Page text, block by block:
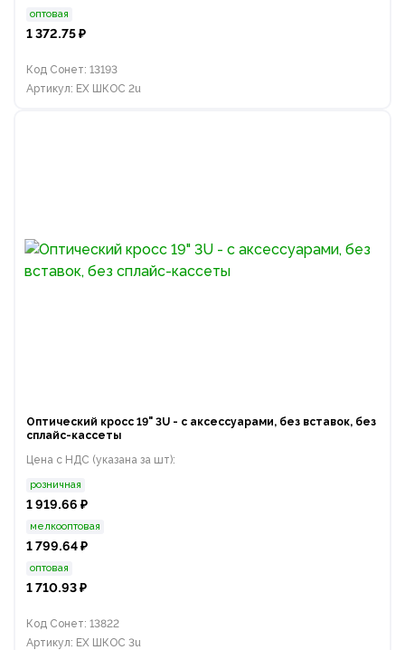
оптовая
1 372.75 ₽
Код Сонет: 13193
Артикул: EX ШКОС 2u
Оптический кросс 19" 3U - с аксессуарами, без вставок, без
сплайс-кассеты
Цена с НДС (указана за шт):
розничная
1 919.66 ₽
мелкооптовая
1 799.64 ₽
оптовая
1 710.93 ₽
Код Сонет: 13822
Артикул: EX ШКОС 3u